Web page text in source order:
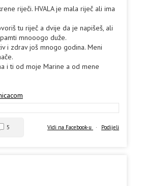
riječi. HVALA je mala riječ ali ima
tu riječ a dvije da je napišeš, ali
mnooogo duže.
i zdrav još mnogo godina. Meni
i ti od moje Marine a od mene
Vidi na Facebook-u · Podijeli
5